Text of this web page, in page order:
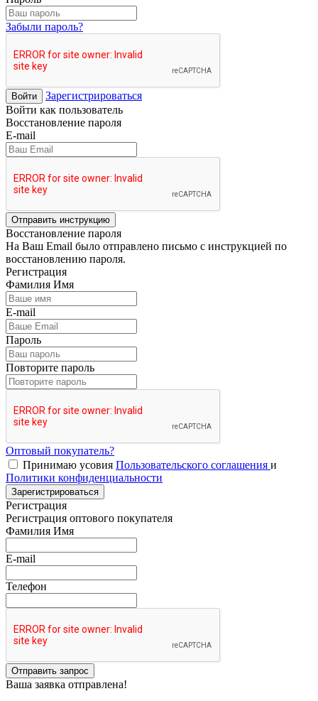
Забыли пароль?
Войти
Зарегистрироваться
Войти как пользователь
Восстановление пароля
E-mail
Отправить инструкцию
Восстановление пароля
На Ваш Email было отправлено письмо с инструкцией по
восстановлению пароля.
Регистрация
Фамилия Имя
E-mail
Пароль
Повторите пароль
Оптовый покупатель?
Принимаю усовия Пользовательского соглашения и
Политики конфиденциальности
Зарегистрироваться
Регистрация
Регистрация оптового покупателя
Фамилия Имя
E-mail
Телефон
Отправить запрос
Ваша заявка отправлена!